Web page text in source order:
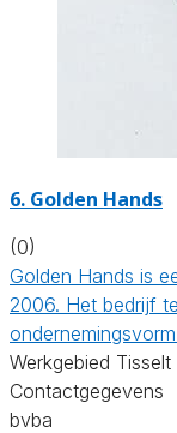
6. Golden Hands
(0)
Golden Hands is
2006. Het bedrijf
Werkgebied Tisselt
Contactgegevens
bvba